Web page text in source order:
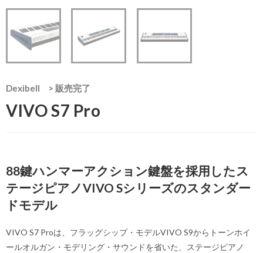
Dexibell > 販売完了
VIVO S7 Pro
88鍵ハンマーアクション鍵盤を採用したス
テージピアノVIVO Sシリーズのスタンダー
ドモデル
VIVO S7 Proは、フラッグシップ・モデルVIVO S9からトーンホイ
ールオルガン・モデリング・サウンドを省いた、ステージピアノ